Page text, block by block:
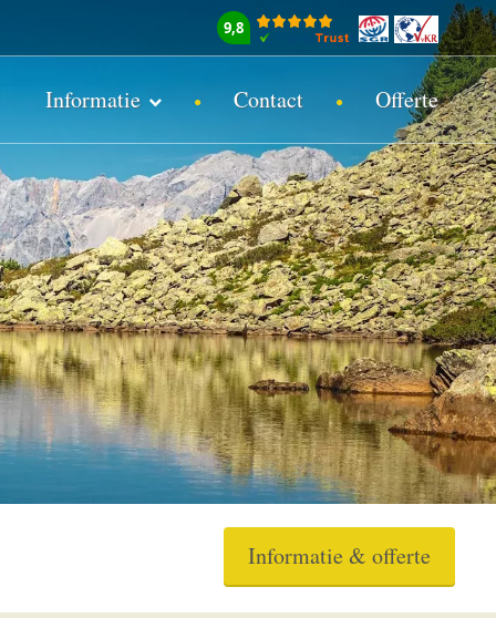
9,8
Informatie Contact Offerte
Informatie & offerte